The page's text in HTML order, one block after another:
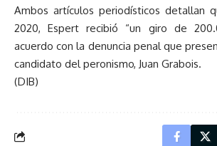
Ambos artículos periodísticos detallan
2020, Espert recibió “un giro de
acuerdo con la denuncia penal que
candidato del peronismo, Juan Grabois.
(DIB)